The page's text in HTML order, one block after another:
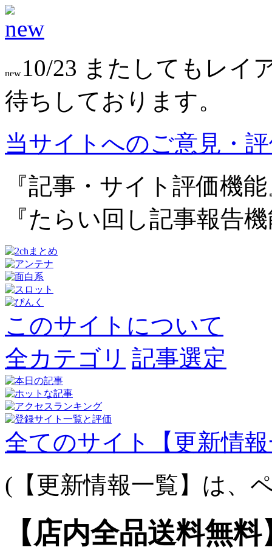
10/23 またしてもレイ
待ちしております。
当サイトへのご意見・
『記事・サイト評価機
『たらい回し記事報告
このサイトについて
全カテゴリ 記事選定
全てのサイト【更新情
(【更新情報一覧】は、
【店内全品送料無